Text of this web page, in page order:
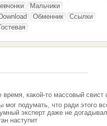
Мальчики
Download Обменник
Ссылки
время, какой-то массовый свист
подумать, что ради этого
эксперт даже не
наступит